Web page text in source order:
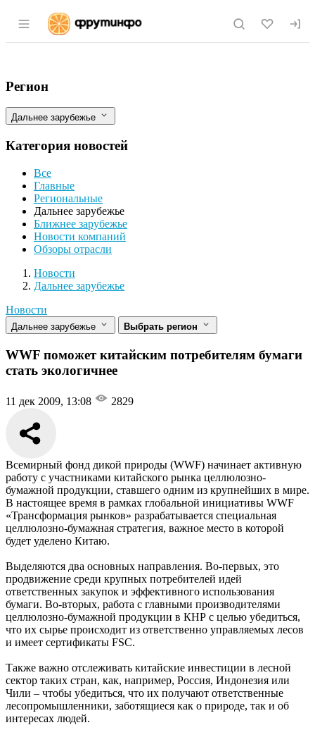
Раздел навигации по сайту fruitinfo.ru
WWF поможет китайским
Фильтры
Регион
Дальнее зарубежье
Категория новостей
Все
Главные
Региональные
Дальнее зарубежье
Ближнее зарубежье
Новости компаний
Обзоры отрасли
Новости
Разделы
Новости
Дальнее зарубежье
Новости
Дальнее зарубежье Выбрать регион
WWF поможет китайским потребителям бумаги
стать экологичнее
11 дек 2009, 13:08 2829
Всемирный фонд дикой природы (WWF) начинает активную
работу с участниками китайского рынка целлюлозно-
бумажной продукции, ставшего одним из крупнейших в мире.
В настоящее время в рамках глобальной инициативы WWF
«Трансформация рынков» разрабатывается специальная
целлюлозно-бумажная стратегия, важное место в которой
будет уделено Китаю.
Выделяются два основных направления. Во-первых, это
продвижение среди крупных потребителей идей
ответственных закупок и эффективного использования
бумаги. Во-вторых, работа с главными производителями
целлюлозно-бумажной продукции в КНР с целью убедиться,
что их сырье происходит из ответственно управляемых лесов
и имеет сертификаты FSC.
Также важно отслеживать китайские инвестиции в лесной
сектор таких стран, как, например, Россия, Индонезия или
Чили – чтобы убедиться, что их получают ответственные
лесопромышленники, заботящиеся как о природе, так и об
интересах людей.